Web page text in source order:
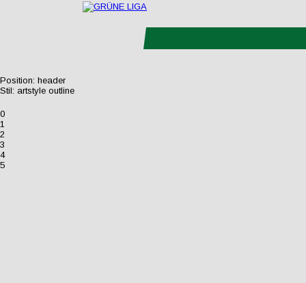
Position: header
Stil: artstyle outline
0
1
2
3
4
5